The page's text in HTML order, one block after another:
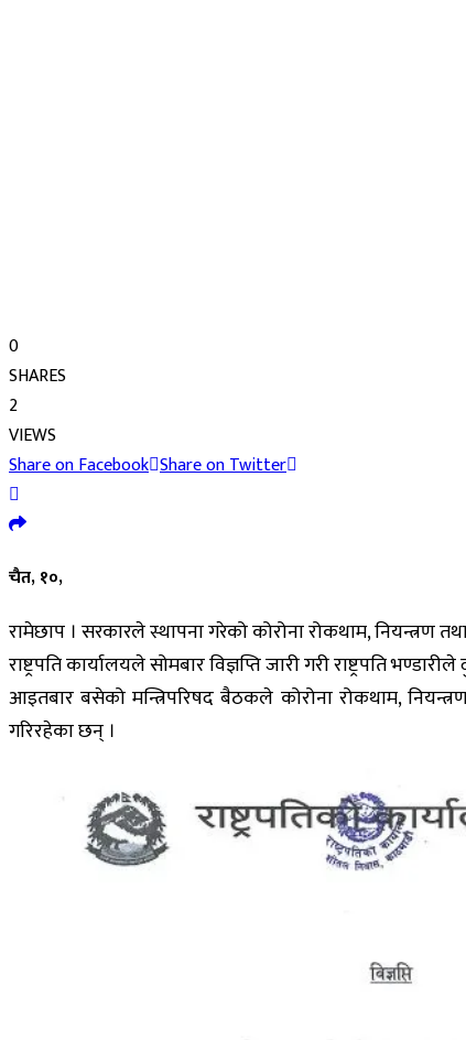
0
SHARES
2
VIEWS
Share on Facebook Share on Twitter
चैत, १०,
रामेछाप । सरकारले स्थापना गरेको कोरोना रोकथाम, नियन्त्रण
राष्ट्रपति कार्यालयले सोमबार विज्ञप्ति जारी गरी राष्ट्रपति
आइतबार बसेको मन्त्रिपरिषद बैठकले कोरोना रोकथाम,
गरिरहेका छन् ।